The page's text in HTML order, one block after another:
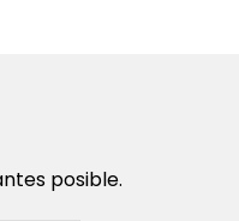
posible.